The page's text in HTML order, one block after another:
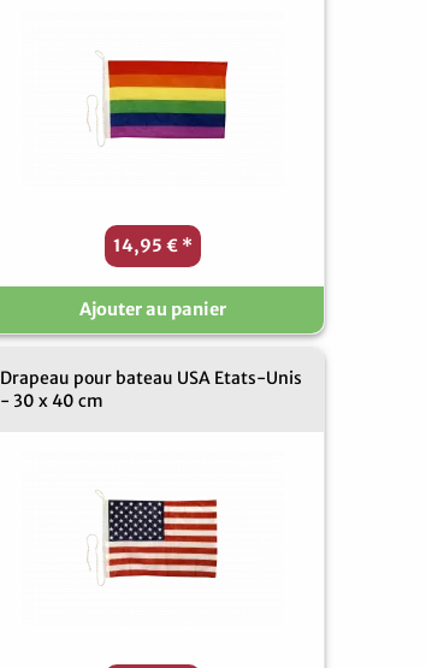
14,95 € *
Ajouter au panier
Drapeau pour bateau USA Etats-Unis
- 30 x 40 cm